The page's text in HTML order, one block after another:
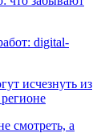
digital-
исчезнуть из
смотреть, а